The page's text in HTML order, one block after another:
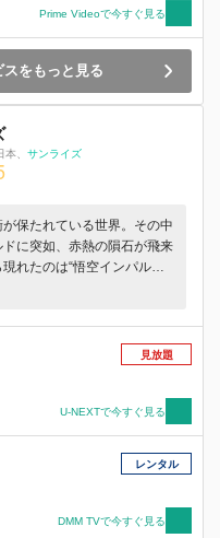
Prime Videoで今すぐ見る
をもっと見る
本 サンライズ
保たれている世界。その中
に突如、赤熱の隕石が飛来
れたのは“悟空インパルス
憶喪失の少年。この件に端
て、星詠みにより災いの到
葛亮フリーダムガンダム。世
盟友、劉備ユニコーンガン
ルスガンダムは各ワールド
を思うのか。この少年がも
、平和か…英雄達による新た
見放題
U-NEXTで今すぐ見る
レンタル
DMM TVで今すぐ見る